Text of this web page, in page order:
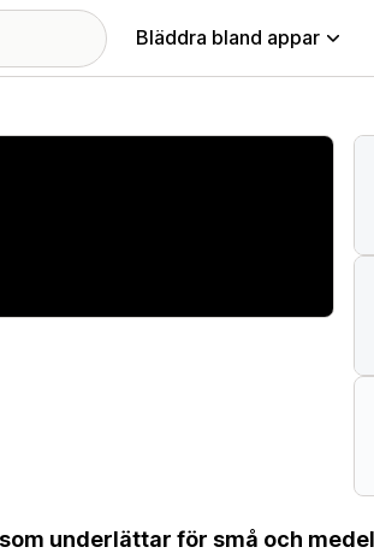
Bläddra bland appar
underlättar för små och